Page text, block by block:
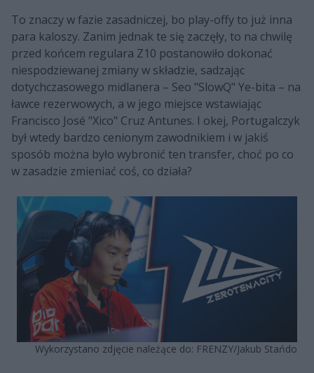
To znaczy w fazie zasadniczej, bo play-offy to już inna
para kaloszy. Zanim jednak te się zaczęły, to na chwilę
przed końcem regulara Z10 postanowiło dokonać
niespodziewanej zmiany w składzie, sadzając
dotychczasowego midlanera – Seo "SlowQ" Ye-bita – na
ławce rezerwowych, a w jego miejsce wstawiając
Francisco José "Xico" Cruz Antunes. I okej, Portugalczyk
był wtedy bardzo cenionym zawodnikiem i w jakiś
sposób można było wybronić ten transfer, choć po co
w zasadzie zmieniać coś, co działa?
Wykorzystano zdjęcie należące do: FRENZY/Jakub Stańdo